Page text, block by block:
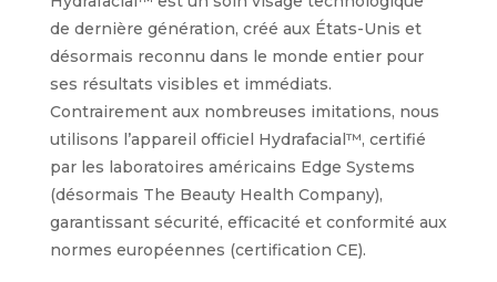
de dernière génération, créé aux États-Unis et
désormais reconnu dans le monde entier pour
ses résultats visibles et immédiats.
Contrairement aux nombreuses imitations, nous
utilisons l’appareil officiel Hydrafacial™, certifié
par les laboratoires américains Edge Systems
(désormais The Beauty Health Company),
garantissant sécurité, efficacité et conformité aux
normes européennes (certification CE).